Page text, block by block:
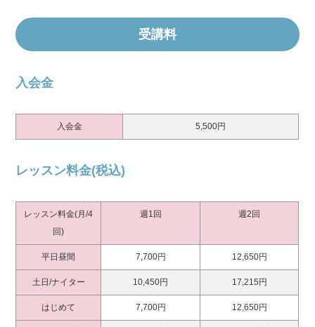
受講料
入会金
入会金 5,500円
レッスン料金(税込)
レッスン料金(月/4
回)
週1回 週2回
平日昼間 7,700円 12,650円
土日/ナイター 10,450円 17,215円
はじめて 7,700円 12,650円